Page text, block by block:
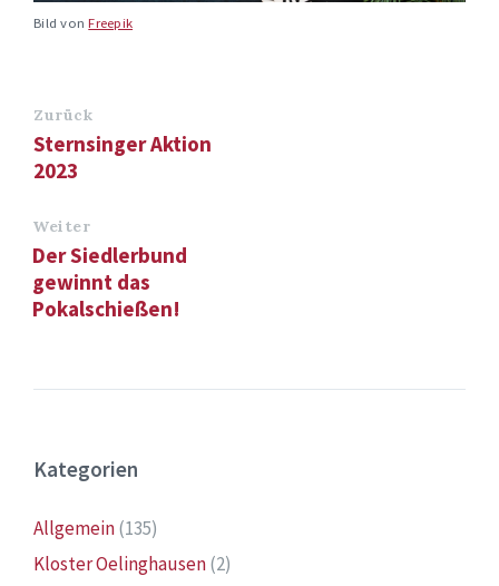
Bild vonFreepik
Zurück
Sternsinger Aktion
2023
Weiter
Der Siedlerbund
gewinnt das
Pokalschießen!
Kategorien
Allgemein(135)
Kloster Oelinghausen(2)